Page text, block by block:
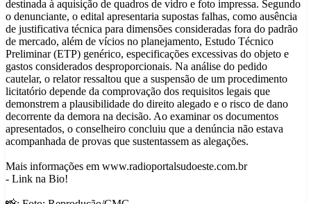
destinada à aquisição de quadros de vidro e foto impressa. Segundo
o denunciante, o edital apresentaria supostas falhas, como ausência
de justificativa técnica para dimensões consideradas fora do padrão
de mercado, além de vícios no planejamento, Estudo Técnico
Preliminar (ETP) genérico, especificações excessivas do objeto e
gastos considerados desproporcionais. Na análise do pedido
cautelar, o relator ressaltou que a suspensão de um procedimento
licitatório depende da comprovação dos requisitos legais que
demonstrem a plausibilidade do direito alegado e o risco de dano
decorrente da demora na decisão. Ao examinar os documentos
apresentados, o conselheiro concluiu que a denúncia não estava
acompanhada de provas que sustentassem as alegações.
Mais informações em www.radioportalsudoeste.com.br
- Link na Bio!